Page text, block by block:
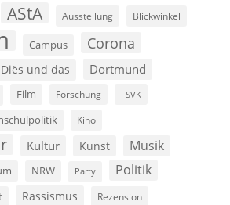
AStA Ausstellung Blickwinkel
Campus Corona
Diës und das Dortmund
Film Forschung FSVK
Kino
Kultur Kunst Musik
NRW Party Politik
Rassismus Rezension